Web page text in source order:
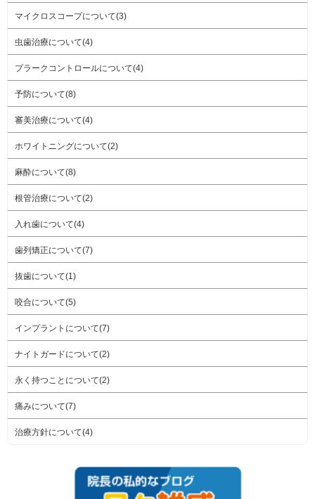
マイクロスコープについて(3)
虫歯治療について(4)
プラークコントロールについて(4)
予防について(8)
審美治療について(4)
ホワイトニングについて(2)
麻酔について(8)
根管治療について(2)
入れ歯について(4)
歯列矯正について(7)
抜歯について(1)
咬合について(5)
インプラントについて(7)
ナイトガードについて(2)
永く持つことについて(2)
痛みについて(7)
治療方針について(4)